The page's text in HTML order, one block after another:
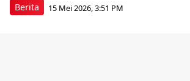
Berita 15 Mei 2026, 3:51 PM